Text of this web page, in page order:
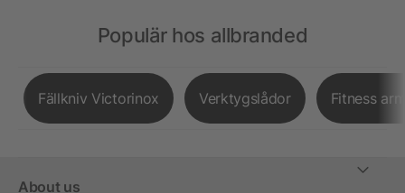
Populär hos allbranded
Fällkniv Victorinox Verktygslådor Fitness
About us